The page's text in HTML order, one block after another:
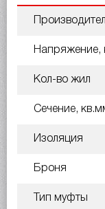
Напряжение,
Кол-во жил
Сечение,
Изоляция
Броня
Тип муфты